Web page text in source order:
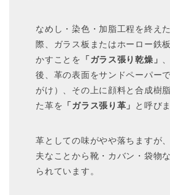
なめし・染色・加脂工程を終え
際、ガラス板またはホーロー鉄
かすことを
「ガラス張り乾燥」
後、革の表面をサンドペーパー
がけ）、その上に顔料と合成樹
た革を 「ガラス張り革」 と呼び
革としての味がやや落ちますが
夫なことから靴・カバン・袋物
られています。